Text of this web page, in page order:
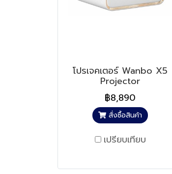
โปรเจคเตอร์ Wanbo X5
Projector
฿8,890
สั่งซื้อสินค้า
เปรียบเทียบ